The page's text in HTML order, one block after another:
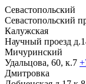
Севастопольский
Севастопольский
Калужская
Научный проезд
Мичуринский
Удальцова, 60, к.7
Дмитровка